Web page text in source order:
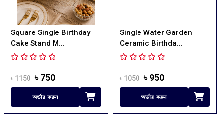
Single Birthday
Stand M...
৳ 750
অর্ডার করুন
Single Water Garden
Ceramic Birthda...
৳ 1050 ৳ 950
অর্ডার করুন